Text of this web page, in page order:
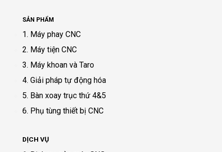
SẢN PHẨM
1. Máy phay CNC
2. Máy tiện CNC
3. Máy khoan và Taro
4. Giải pháp tự động hóa
5. Bàn xoay trục thứ 4&5
6. Phụ tùng thiết bị CNC
DỊCH VỤ